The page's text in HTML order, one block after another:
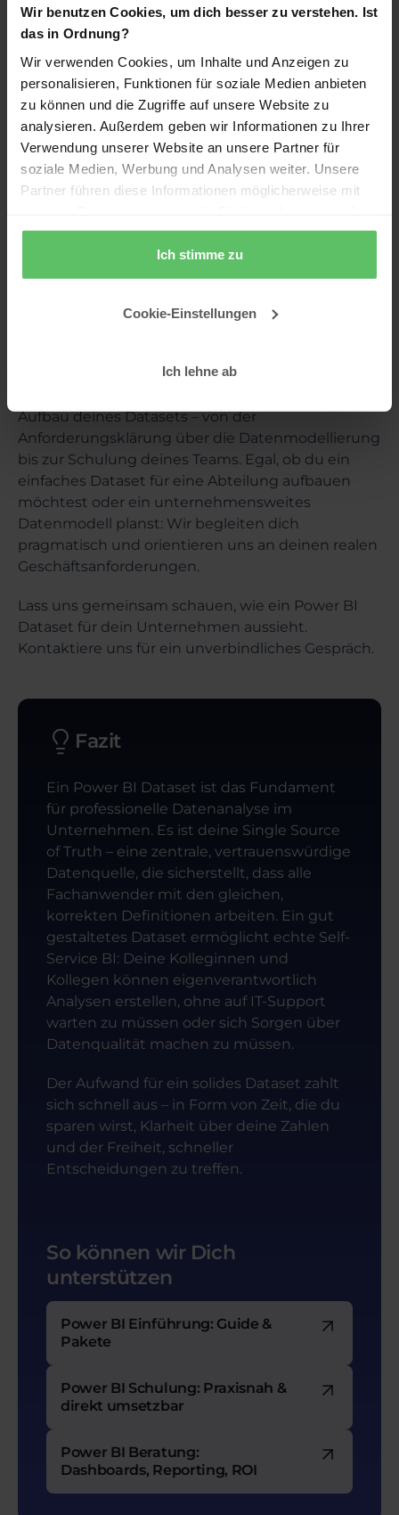
Wir benutzen Cookies, um dich besser zu verstehen. Ist
das in Ordnung?
Wir verwenden Cookies, um Inhalte und Anzeigen zu
personalisieren, Funktionen für soziale Medien anbieten
zu können und die Zugriffe auf unsere Website zu
analysieren. Außerdem geben wir Informationen zu Ihrer
Verwendung unserer Website an unsere Partner für
soziale Medien, Werbung und Analysen weiter. Unsere
Partner führen diese Informationen möglicherweise mit
haben oder die sie im Rahmen Ihrer Nutzung der Dienste
Ich stimme zu
Cookie-Einstellungen
Ich lehne ab
Daten sehen?) erfordern durchdachte Lösungen.
spezialisiertes Team kann dir ein Dataset nicht nur
technisch sauber aufbauen, sondern auch
sicherstellen, dass es mit deinen geschäftlichen
Anforderungen wächst. Das erspart dir Rework,
Fehler und die Frustration, später merken zu
müssen, dass die Struktur nicht passt. Ob ein
Workshop zur Anforderungsklärung, ein Proof-of-
Begleitung zahlt sich aus, weil sie Zeit und Kosten
spart.
Wie wir dich unterstützen können
bestehendes Setup professionalisieren? Gerne
Aufbau deines Datasets – von der
Anforderungsklärung über die Datenmodellierung
bis zur Schulung deines Teams. Egal, ob du ein
einfaches Dataset für eine Abteilung aufbauen
möchtest oder ein unternehmensweites
Datenmodell planst: Wir begleiten dich
pragmatisch und orientieren uns an deinen realen
Geschäftsanforderungen.
Lass uns gemeinsam schauen, wie ein Power BI
Dataset für dein Unternehmen aussieht.
Kontaktiere uns für ein unverbindliches Gespräch.
Fazit
Ein Power BI Dataset ist das Fundament
für professionelle Datenanalyse im
Unternehmen. Es ist deine Single Source
of Truth – eine zentrale, vertrauenswürdige
Datenquelle, die sicherstellt, dass alle
Fachanwender mit den gleichen,
korrekten Definitionen arbeiten. Ein gut
gestaltetes Dataset ermöglicht echte Self-
Service BI: Deine Kolleginnen und
Kollegen können eigenverantwortlich
Analysen erstellen, ohne auf IT-Support
warten zu müssen oder sich Sorgen über
Datenqualität machen zu müssen.
Der Aufwand für ein solides Dataset zahlt
sich schnell aus – in Form von Zeit, die du
sparen wirst, Klarheit über deine Zahlen
und der Freiheit, schneller
Entscheidungen zu treffen.
So können wir Dich
unterstützen
Power BI Einführung: Guide &
Pakete
Power BI Schulung: Praxisnah &
direkt umsetzbar
Power BI Beratung:
Dashboards, Reporting, ROI